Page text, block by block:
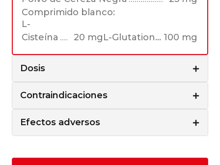
Comprimido blanco:
L-
Cisteína
20 mgL-Glutation... 100 mg
Dosis
Contraindicaciones
Efectos adversos